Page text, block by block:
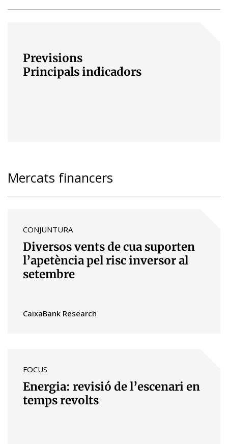
Previsions
Principals indicadors
Mercats financers
CONJUNTURA
Diversos vents de cua suporten
l’apetència pel risc inversor al
setembre
CaixaBank Research
FOCUS
Energia: revisió de l’escenari en
temps revolts